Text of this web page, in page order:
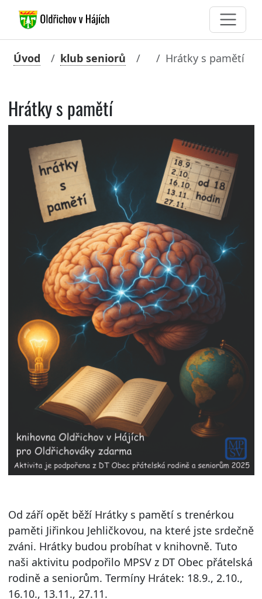
Úvod klub seniorů Hrátky s pamětí
Hrátky s pamětí
Od září opět běží Hrátky s pamětí s trenérkou
paměti Jiřinkou Jehličkovou, na které jste srdečně
zváni. Hrátky budou probíhat v knihovně. Tuto
naši aktivitu podpořilo MPSV z DT Obec přátelská
rodině a seniorům. Termíny Hrátek: 18.9., 2.10.,
16.10., 13.11., 27.11.